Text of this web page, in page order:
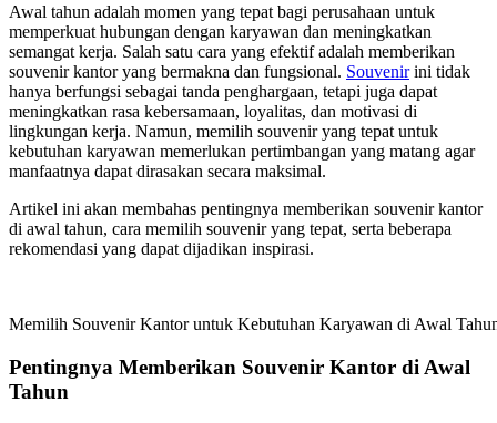
Awal tahun adalah momen yang tepat bagi perusahaan untuk
memperkuat hubungan dengan karyawan dan meningkatkan
semangat kerja. Salah satu cara yang efektif adalah memberikan
souvenir kantor yang bermakna dan fungsional. Souvenirini tidak
hanya berfungsi sebagai tanda penghargaan, tetapi juga dapat
meningkatkan rasa kebersamaan, loyalitas, dan motivasi di
lingkungan kerja. Namun, memilih souvenir yang tepat untuk
kebutuhan karyawan memerlukan pertimbangan yang matang agar
manfaatnya dapat dirasakan secara maksimal.
Artikel ini akan membahas pentingnya memberikan souvenir kantor
di awal tahun, cara memilih souvenir yang tepat, serta beberapa
rekomendasi yang dapat dijadikan inspirasi.
Memilih Souvenir Kantor untuk Kebutuhan Karyawan di Awal
Pentingnya Memberikan Souvenir Kantor di Awal
Tahun